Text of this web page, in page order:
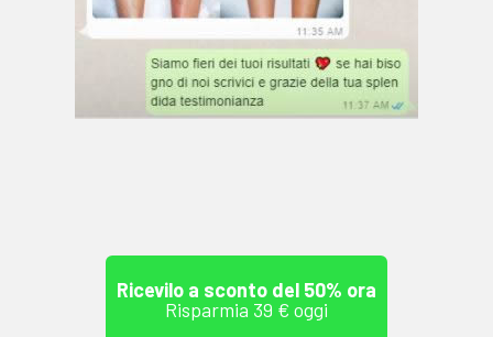
Ricevilo a sconto del 50% ora
Risparmia 39 € oggi